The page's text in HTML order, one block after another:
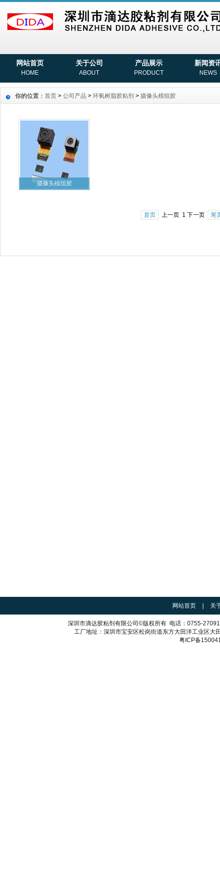
网站首页
HOME
关于公司
ABOUT
产品展示
PRODUCT
新闻资
NEWS
你的位置： 首页 > 公司产品 > 环氧树脂胶粘剂 > 摄像头模组胶
摄像头模组胶
首页 上一页 1 下一页 尾
网站首页 关
深圳市滴达胶粘剂有限公司 ©版权所有 电话： 0755-
工厂地址：深圳市宝安区松岗街道东方大田洋工业区大
粤ICP备